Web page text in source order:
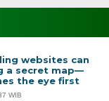
websites can
a secret map—
the eye first
WIB